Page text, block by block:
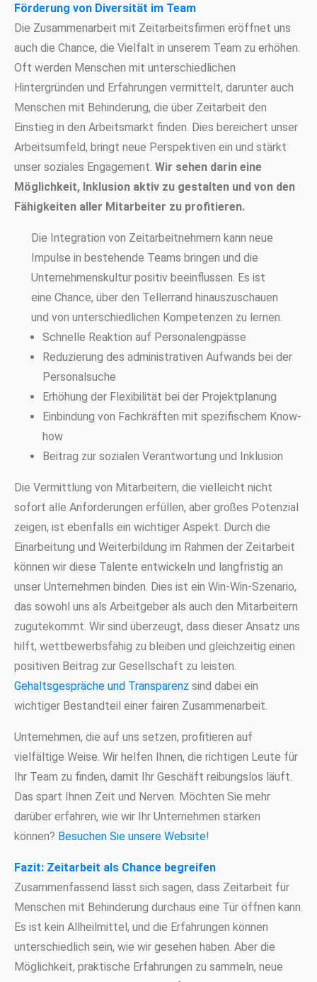
Förderung von Diversität im Team
Die Zusammenarbeit mit Zeitarbeitsfirmen eröffnet uns
auch die Chance, die Vielfalt in unserem Team zu erhöhen.
Oft werden Menschen mit unterschiedlichen
Hintergründen und Erfahrungen vermittelt, darunter auch
Menschen mit Behinderung, die über Zeitarbeit den
Einstieg in den Arbeitsmarkt finden. Dies bereichert unser
Arbeitsumfeld, bringt neue Perspektiven ein und stärkt
unser soziales Engagement. Wir sehen darin eine
Möglichkeit, Inklusion aktiv zu gestalten und von den
Fähigkeiten aller Mitarbeiter zu profitieren.
Die Integration von Zeitarbeitnehmern kann neue
Impulse in bestehende Teams bringen und die
Unternehmenskultur positiv beeinflussen. Es ist
eine Chance, über den Tellerrand hinauszuschauen
und von unterschiedlichen Kompetenzen zu lernen.
Schnelle Reaktion auf Personalengpässe
Reduzierung des administrativen Aufwands bei der
Personalsuche
Erhöhung der Flexibilität bei der Projektplanung
Einbindung von Fachkräften mit spezifischem Know-
how
Beitrag zur sozialen Verantwortung und Inklusion
Die Vermittlung von Mitarbeitern, die vielleicht nicht
sofort alle Anforderungen erfüllen, aber großes Potenzial
zeigen, ist ebenfalls ein wichtiger Aspekt. Durch die
Einarbeitung und Weiterbildung im Rahmen der Zeitarbeit
können wir diese Talente entwickeln und langfristig an
unser Unternehmen binden. Dies ist ein Win-Win-Szenario,
das sowohl uns als Arbeitgeber als auch den Mitarbeitern
zugutekommt. Wir sind überzeugt, dass dieser Ansatz uns
hilft, wettbewerbsfähig zu bleiben und gleichzeitig einen
positiven Beitrag zur Gesellschaft zu leisten.
Gehaltsgespräche und Transparenz sind dabei ein
wichtiger Bestandteil einer fairen Zusammenarbeit.
Unternehmen, die auf uns setzen, profitieren auf
vielfältige Weise. Wir helfen Ihnen, die richtigen Leute für
Ihr Team zu finden, damit Ihr Geschäft reibungslos läuft.
Das spart Ihnen Zeit und Nerven. Möchten Sie mehr
darüber erfahren, wie wir Ihr Unternehmen stärken
können? Besuchen Sie unsere Website!
Fazit: Zeitarbeit als Chance begreifen
Zusammenfassend lässt sich sagen, dass Zeitarbeit für
Menschen mit Behinderung durchaus eine Tür öffnen kann.
Es ist kein Allheilmittel, und die Erfahrungen können
unterschiedlich sein, wie wir gesehen haben. Aber die
Möglichkeit, praktische Erfahrungen zu sammeln, neue